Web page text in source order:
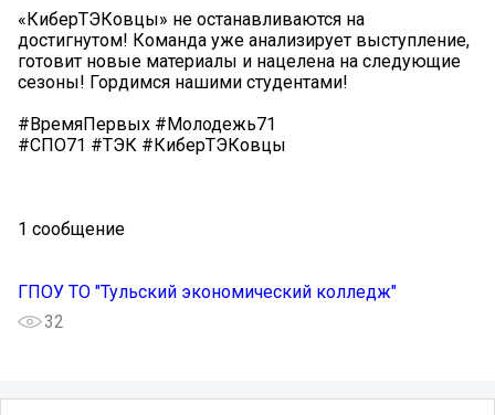
«КиберТЭКовцы» не останавливаются на
достигнутом! Команда уже анализирует выступление,
готовит новые материалы и нацелена на следующие
сезоны! Гордимся нашими студентами!
#ВремяПервых #Молодежь71
#СПО71 #ТЭК #КиберТЭКовцы
1 сообщение
ГПОУ ТО "Тульский экономический колледж"
32